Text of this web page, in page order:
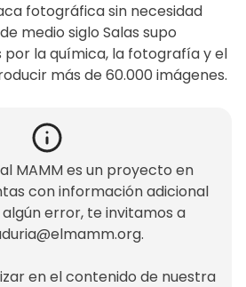
fotográfica sin necesidad
medio siglo Salas supo
la química, la fotografía y el
más de 60.000 imágenes.
MAMM es un proyecto en
con información adicional
error, te invitamos a
.
en el contenido de nuestra